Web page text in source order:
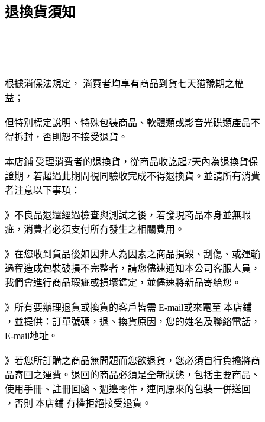
退換貨須知
根據消保法規定， 消費者均享有商品到貨七天猶豫期之權
益；
但特別標定說明、特殊包裝商品、軟體類或影音光碟類產品不
得拆封，否則恕不接受退貨。
本店鋪 受理消費者的退換貨，從商品收訖起7天內為退換貨保
證期，若超過此期間視同驗收完成不得退換貨。並請所有消費
者注意以下事項：
》不良品退還經過檢查與測試之後，若發現商品本身並無瑕
疵，消費者必須支付所有發生之相關費用。
》在您收到貨品後如因非人為因素之商品損毀、刮傷、或運輸
過程造成包裝破損不完整者，請您儘速通知本公司客服人員，
我們會進行商品瑕疵或損壞鑑定，並儘速將新品寄給您。
》所有要辦理退貨或換貨的客戶皆需 E-mail或來電至 本店鋪
，並提供：訂單號碼，退、換貨原因，您的姓名及聯絡電話，
E-mail地址。
》若您所訂購之商品無問題而您欲退貨，您必須自行負擔將商
品寄回之運費。退回的商品必須是全新狀態，包括主要商品、
使用手冊、註冊回函、週邊零件，連同原來的包裝一併送回
，否則 本店鋪 有權拒絕接受退貨。